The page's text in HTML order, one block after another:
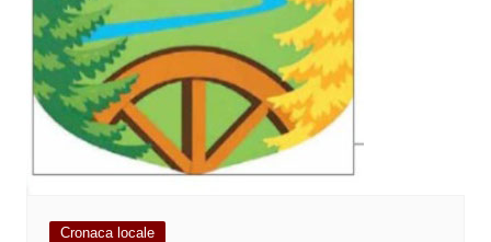
Cronaca locale